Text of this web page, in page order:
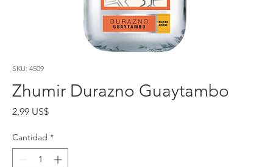
SKU: 4509
Zhumir Durazno Guaytambo
2,99 US$Precio
Cantidad *